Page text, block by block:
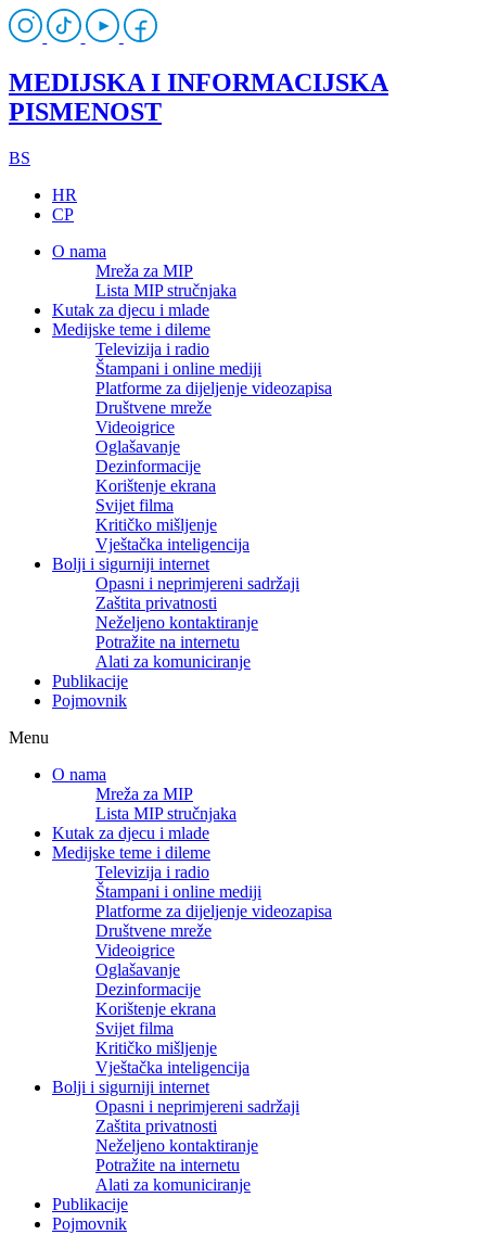
MEDIJSKA I INFORMACIJSKA
PISMENOST
BS
HR
CP
O nama
Mreža za MIP
Lista MIP stručnjaka
Kutak za djecu i mlade
Medijske teme i dileme
Televizija i radio
Štampani i online mediji
Platforme za dijeljenje videozapisa
Društvene mreže
Videoigrice
Oglašavanje
Dezinformacije
Korištenje ekrana
Svijet filma
Kritičko mišljenje
Vještačka inteligencija
Bolji i sigurniji internet
Opasni i neprimjereni sadržaji
Zaštita privatnosti
Neželjeno kontaktiranje
Potražite na internetu
Alati za komuniciranje
Publikacije
Pojmovnik
Menu
O nama
Mreža za MIP
Lista MIP stručnjaka
Kutak za djecu i mlade
Medijske teme i dileme
Televizija i radio
Štampani i online mediji
Platforme za dijeljenje videozapisa
Društvene mreže
Videoigrice
Oglašavanje
Dezinformacije
Korištenje ekrana
Svijet filma
Kritičko mišljenje
Vještačka inteligencija
Bolji i sigurniji internet
Opasni i neprimjereni sadržaji
Zaštita privatnosti
Neželjeno kontaktiranje
Potražite na internetu
Alati za komuniciranje
Publikacije
Pojmovnik